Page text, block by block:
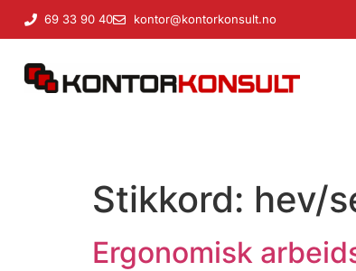
innholdet
69 33 90 40 kontor@kontorkonsult.no
Stikkord: hev/
Ergonomisk